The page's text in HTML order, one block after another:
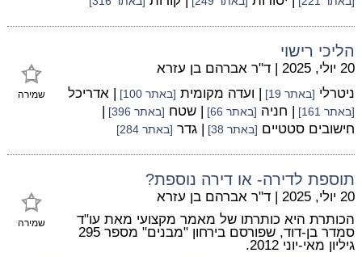
הליכי רישוי
שמירה
20 יולי, 2025 | ד"ר אברהם בן עזרא
ניטרלי [באתר 19] | ועדה מקומית [באתר 100] | אדריכל
[באתר 161] | חניה [באתר 66] | שטח [באתר 396]
|
חישובים סטטיים [באתר 38] | גדר [באתר 284]
תוספת לדירה- או דירה נוספת?
שמירה
20 יולי, 2025 | ד"ר אברהם בן עזרא
הכותרת היא כותרתו של מאמר מקצועי מאת עו"ד
סמדר בן-דוד, שפורסם בירחון "מבנים" מספר 295
גיליון מאי-יוני 2012.